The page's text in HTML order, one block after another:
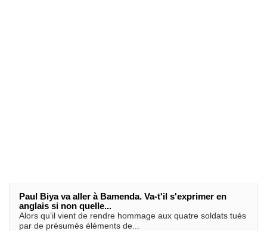
Paul Biya va aller à Bamenda. Va-t'il s'exprimer en
anglais si non quelle...
Alors qu’il vient de rendre hommage aux quatre soldats tués
par de présumés éléments de...